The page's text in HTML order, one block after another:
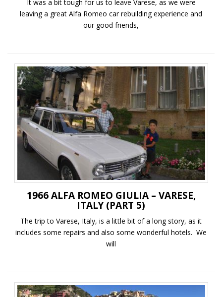
It was a bit tough for us to leave Varese, as we were
leaving a great Alfa Romeo car rebuilding experience and
our good friends,
1966 ALFA ROMEO GIULIA – VARESE,
ITALY (PART 5)
The trip to Varese, Italy, is a little bit of a long story, as it
includes some repairs and also some wonderful hotels. We
will